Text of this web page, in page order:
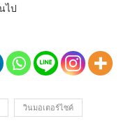
ไป
วินมอเตอร์ไซค์